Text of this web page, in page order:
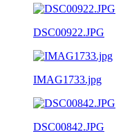
DSC00922.JPG
IMAG1733.jpg
DSC00842.JPG